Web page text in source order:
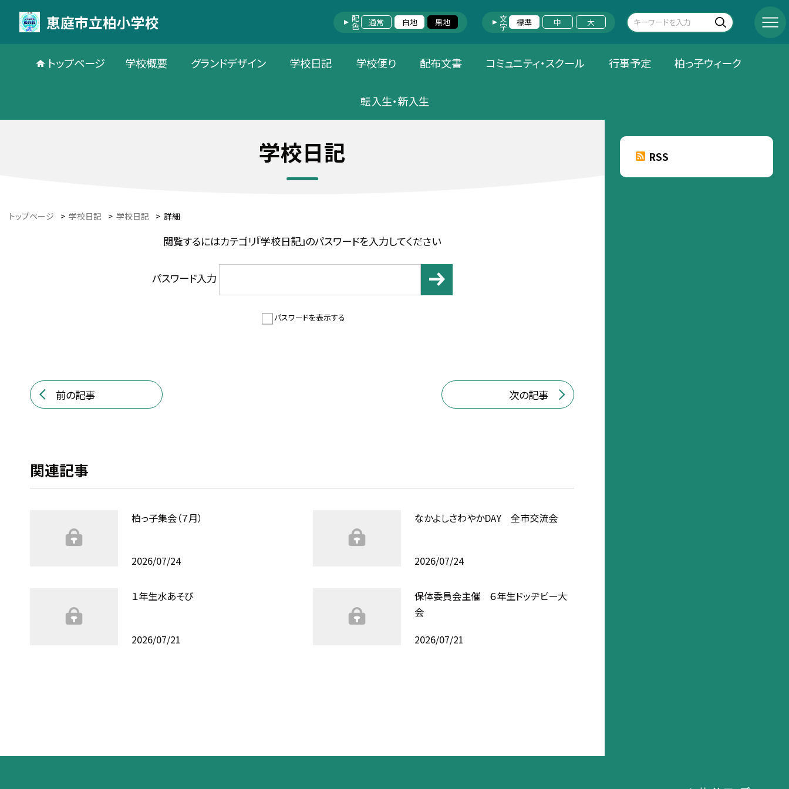
恵庭市立柏小学校 配色 通常 白地 黒地 文字 標準 中 大
トップページ 学校概要 グランドデザイン 学校日記 学校便り 配布文書 コミュニティ・スクール 行事予定 柏っ子ウィーク
転入生・新入生
学校日記
トップページ > 学校日記 > 学校日記 > 詳細
閲覧するにはカテゴリ『学校日記』のパスワードを入力してください
パスワード入力
パスワードを表示する
前の記事 次の記事
関連記事
柏っ子集会（７月）
2026/07/24
なかよしさわやかDAY 全市交流会
2026/07/24
１年生水あそび
2026/07/21
保体委員会主催 ６年生ドッヂビー大
会
2026/07/21
RSS